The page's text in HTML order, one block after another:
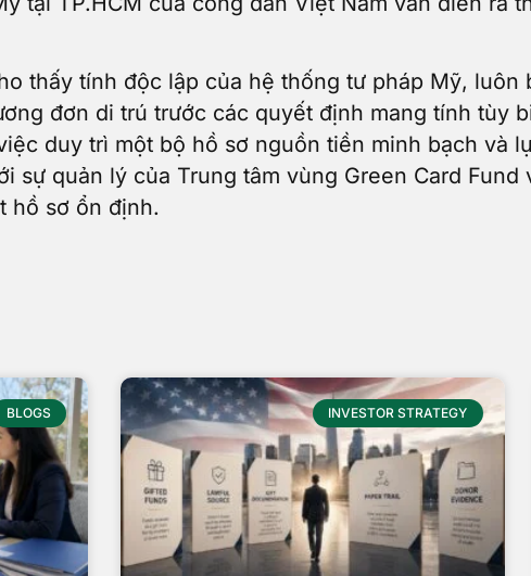
thấy tính độc lập của hệ thống tư pháp Mỹ,
đơn di trú trước các quyết định mang tính tùy
duy trì một bộ hồ sơ nguồn tiền minh bạch và
sự quản lý của Trung tâm vùng Green Card
hồ sơ ổn định.
BLOGS INVESTOR STRATEGY